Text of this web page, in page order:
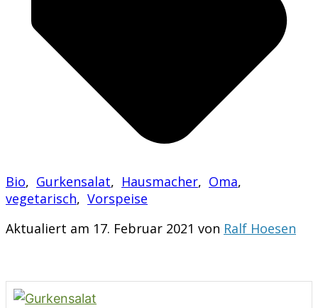
Bio, Gurkensalat, Hausmacher, Oma,
vegetarisch, Vorspeise
Aktualiert am 17. Februar 2021 von Ralf Hoesen